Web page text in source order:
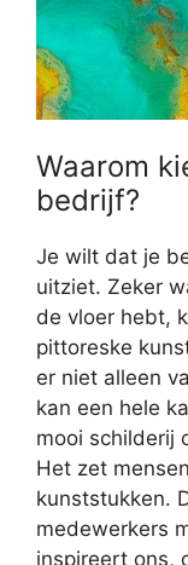
Waarom
bedrijf?
Je wilt dat je
uitziet. Zeker
de vloer hebt,
pittoreske
er niet alleen
kan een hele
mooi schilderij
Het zet
kunststukken.
medewerkers
inspireert ons,